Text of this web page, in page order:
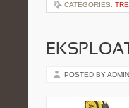
CATEGORIES:
POSTED BY ADMIN